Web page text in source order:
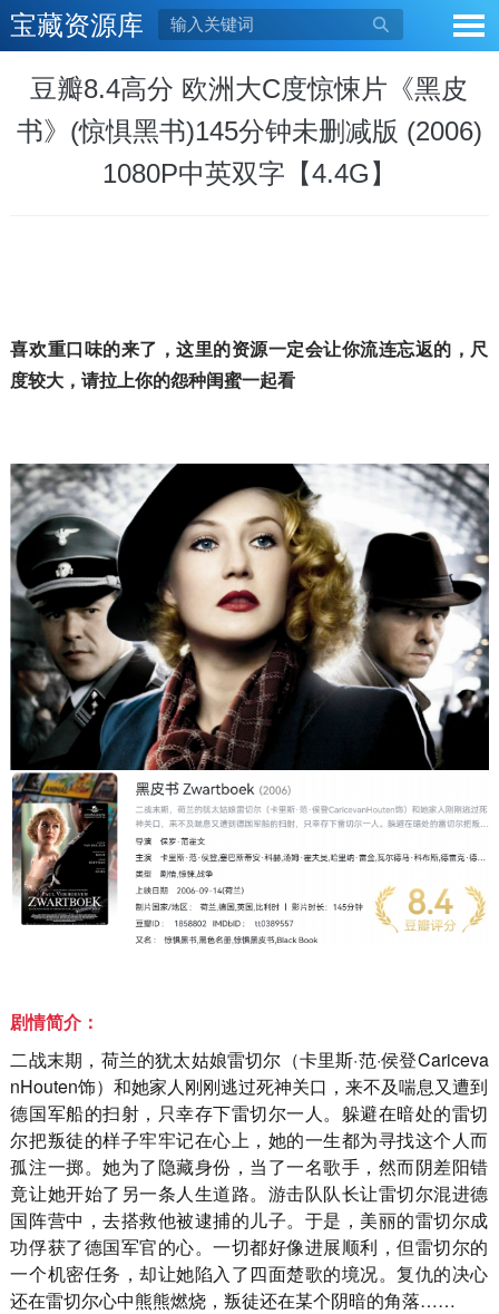
宝藏资源库 
豆瓣8.4高分 欧洲大C度惊悚片《黑皮
书》(惊惧黑书)145分钟未删减版 (2006)
1080P中英双字【4.4G】
喜欢重口味的来了，这里的资源一定会让你流连忘返的，尺
度较大，请拉上你的怨种闺蜜一起看
剧情简介：
二战末期，荷兰的犹太姑娘雷切尔（卡里斯·范·侯登Cariceva
nHouten饰）和她家人刚刚逃过死神关口，来不及喘息又遭到
德国军船的扫射，只幸存下雷切尔一人。躲避在暗处的雷切
尔把叛徒的样子牢牢记在心上，她的一生都为寻找这个人而
孤注一掷。她为了隐藏身份，当了一名歌手，然而阴差阳错
竟让她开始了另一条人生道路。游击队队长让雷切尔混进德
国阵营中，去搭救他被逮捕的儿子。于是，美丽的雷切尔成
功俘获了德国军官的心。一切都好像进展顺利，但雷切尔的
一个机密任务，却让她陷入了四面楚歌的境况。复仇的决心
还在雷切尔心中熊熊燃烧，叛徒还在某个阴暗的角落……